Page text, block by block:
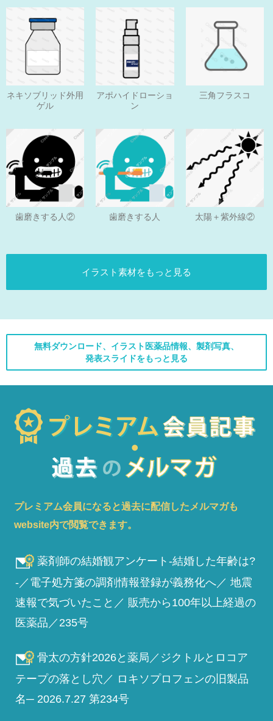
ネキソブリッド外用
ゲル
アポハイドローショ
ン
三角フラスコ
歯磨きする人② 歯磨きする人 太陽＋紫外線②
イラスト素材をもっと見る
無料ダウンロード、イラスト医薬品情報、製剤写真、
発表スライドをもっと見る
プレミアム会員になると過去に配信したメルマガも
website内で閲覧できます。
薬剤師の結婚観アンケート-結婚した年齢は?
-／電子処方箋の調剤情報登録が義務化へ／ 地震
速報で気づいたこと／ 販売から100年以上経過の
医薬品／235号
骨太の方針2026と薬局／ジクトルとロコア
テープの落とし穴／ ロキソプロフェンの旧製品
名─ 2026.7.27 第234号